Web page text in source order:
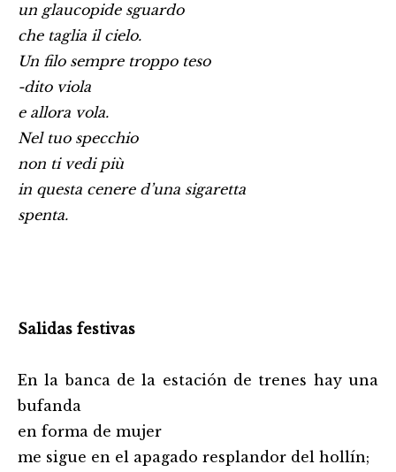
un glaucopide sguardo
che taglia il cielo.
Un filo sempre troppo teso
-dito viola
e allora vola.
Nel tuo specchio
non ti vedi più
in questa cenere d’una sigaretta
spenta.
Salidas festivas
En la banca de la estación de trenes hay una
bufanda
en forma de mujer
me sigue en el apagado resplandor del hollín;